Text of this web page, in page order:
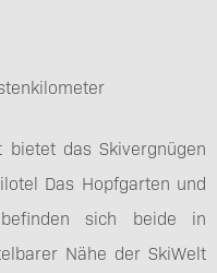
bietet das Skivergnügen
Das Hopfgarten und
sich beide in
Nähe der SkiWelt